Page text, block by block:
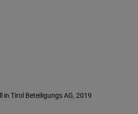
in Tirol Beteiligungs AG, 2019